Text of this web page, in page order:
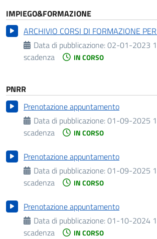
IMPIEGO&FORMAZIONE
ARCHIVIO CORSI DI FORMAZIONE
Data di pubblicazione:02-01-2023
scadenza
IN CORSO
PNRR
Prenotazione appuntamento
Data di pubblicazione:01-09-2025
scadenza
IN CORSO
Prenotazione appuntamento
Data di pubblicazione:01-09-2025
scadenza
IN CORSO
Prenotazione appuntamento
Data di pubblicazione:01-10-2024
scadenza
IN CORSO